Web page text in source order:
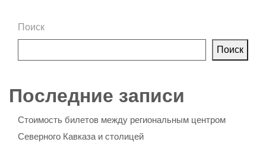
Поиск
Поиск
Последние записи
Стоимость билетов между региональным центром
Северного Кавказа и столицей